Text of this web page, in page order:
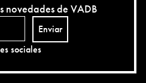
novedades de VADB
Enviar
sociales